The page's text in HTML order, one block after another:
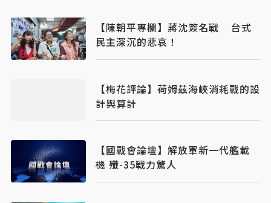
【陳朝平專欄】蔣沈簽名戰 台式
民主深沉的悲哀！
【梅花評論】荷姆茲海峽消耗戰的設
計與算計
【國戰會論壇】解放軍新一代艦載
機 殲-35戰力驚人